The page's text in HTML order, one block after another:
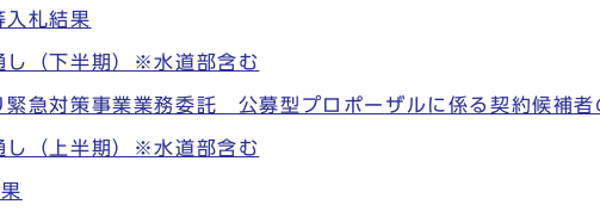
札結果
（下半期）※水道部含む
緊急対策事業業務委託 公募型プロポーザルに係る契約候補者
（上半期）※水道部含む